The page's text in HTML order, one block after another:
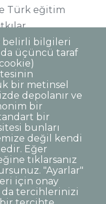
Türk eğitim
belirli bilgileri
üçüncü taraf
bir metinsel
depolanır ve
bir
bir
bunları
değil kendi
Eğer
tıklarsanız
"Ayarlar"
için onay
tercihlerinizi
06420, Kolej